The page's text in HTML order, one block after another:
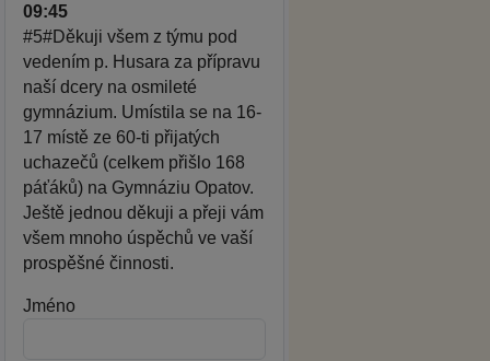
09:45
#5#Děkuji všem z týmu pod
vedením p. Husara za přípravu
naší dcery na osmileté
gymnázium. Umístila se na 16-
17 místě ze 60-ti přijatých
uchazečů (celkem přišlo 168
páťáků) na Gymnáziu Opatov.
Ještě jednou děkuji a přeji vám
všem mnoho úspěchů ve vaší
prospěšné činnosti.
Jméno